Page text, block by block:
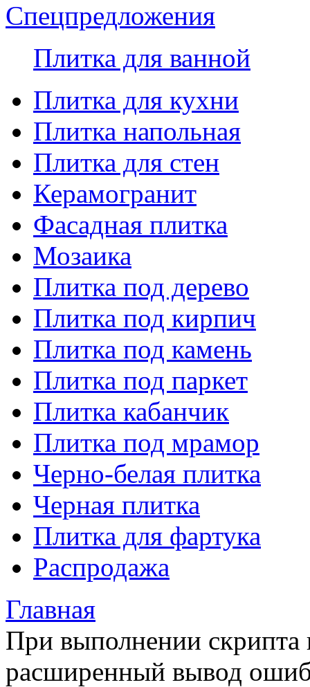
Спецпредложения
Плитка для ванной
Плитка для кухни
Плитка напольная
Плитка для стен
Керамогранит
Фасадная плитка
Мозаика
Плитка под дерево
Плитка под кирпич
Плитка под камень
Плитка под паркет
Плитка кабанчик
Плитка под мрамор
Черно-белая плитка
Черная плитка
Плитка для фартука
Распродажа
Главная
При выполнении
расширенный вывод